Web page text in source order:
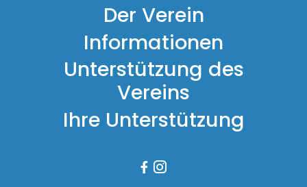
Der Verein
Informationen
Unterstützung des
Vereins
Ihre Unterstützung
 